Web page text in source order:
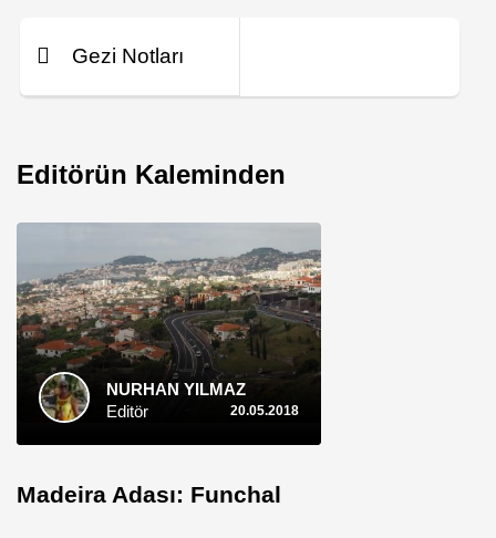
Gezi Notları
Editörün Kaleminden
NURHAN YILMAZ
Editör
20.05.2018
Madeira Adası: Funchal